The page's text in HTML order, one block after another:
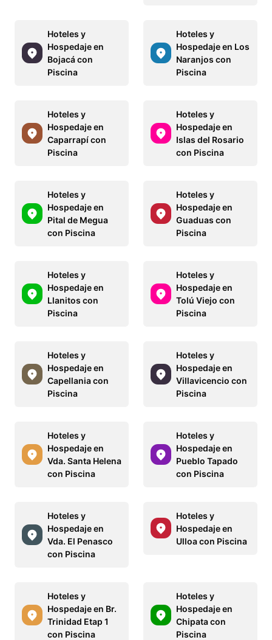
Hoteles y
Hospedaje en
Bojacá con
Piscina
Hoteles y
Hospedaje en Los
Naranjos con
Piscina
Hoteles y
Hospedaje en
Caparrapí con
Piscina
Hoteles y
Hospedaje en
Islas del Rosario
con Piscina
Hoteles y
Hospedaje en
Pital de Megua
con Piscina
Hoteles y
Hospedaje en
Guaduas con
Piscina
Hoteles y
Hospedaje en
Llanitos con
Piscina
Hoteles y
Hospedaje en
Tolú Viejo con
Piscina
Hoteles y
Hospedaje en
Capellania con
Piscina
Hoteles y
Hospedaje en
Villavicencio con
Piscina
Hoteles y
Hospedaje en
Vda. Santa Helena
con Piscina
Hoteles y
Hospedaje en
Pueblo Tapado
con Piscina
Hoteles y
Hospedaje en
Vda. El Penasco
con Piscina
Hoteles y
Hospedaje en
Ulloa con Piscina
Hoteles y
Hospedaje en Br.
Trinidad Etap 1
con Piscina
Hoteles y
Hospedaje en
Chipata con
Piscina